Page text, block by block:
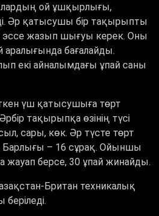
ой ұшқырлығы,
Әр қатысушы бір тақырыпты
эссе жазып шығуы керек. Оны
аралығында бағалайды.
екі айналымдағы ұпай саны
үш қатысушыға төрт
тақырыпқа өзінің түсі
сары, көк. Әр түсте төрт
Барлығы – 16 сұрақ. Ойыншы
жауап берсе, 30 ұпай жинайды.
Британ техникалық
беріледі.